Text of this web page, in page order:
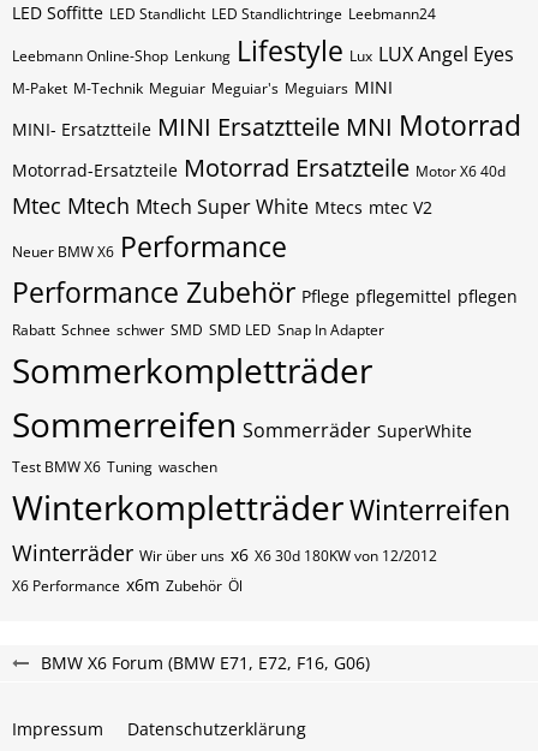
LED Soffitte LED Standlicht LED Standlichtringe Leebmann24
Leebmann Online-Shop Lenkung Lifestyle Lux LUX Angel Eyes
M-Paket M-Technik Meguiar Meguiar's Meguiars MINI
MINI- Ersatztteile MINI Ersatztteile MNI Motorrad
Motorrad-Ersatzteile Motorrad Ersatzteile Motor X6 40d
Mtec Mtech Mtech Super White Mtecs mtec V2
Neuer BMW X6 Performance
Performance Zubehör Pflege pflegemittel pflegen
Rabatt Schnee schwer SMD SMD LED Snap In Adapter
Sommerkompletträder
Sommerreifen Sommerräder SuperWhite
Test BMW X6 Tuning waschen
WinterkompletträderWinterreifen
Winterräder Wir über uns x6 X6 30d 180KW von 12/2012
X6 Performance x6m Zubehör Öl
BMW X6 Forum (BMW E71, E72, F16, G06)
Impressum Datenschutzerklärung